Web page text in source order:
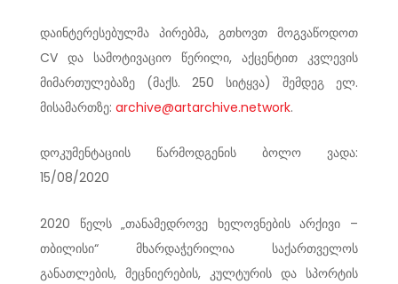
დაინტერესებულმა პირებმა, გთხოვთ მოგვაწოდოთ
CV და სამოტივაციო წერილი, აქცენტით კვლევის
მიმართულებაზე (მაქს. 250 სიტყვა) შემდეგ ელ.
მისამართზე: archive@artarchive.network.
დოკუმენტაციის წარმოდგენის ბოლო ვადა:
15/08/2020
2020 წელს „თანამედროვე ხელოვნების არქივი –
თბილისი“ მხარდაჭერილია საქართველოს
განათლების, მეცნიერების, კულტურის და სპორტის